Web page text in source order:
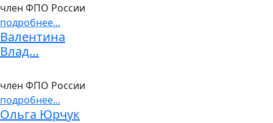
член ФПО России
подробнее...
Валентина
Влад…
член ФПО России
подробнее...
Ольга Юрчук